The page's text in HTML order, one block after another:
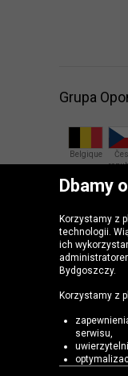
Grupa
Belgique
Slovenská
republika
Dbamy
Korzystamy z
technologii.
ich
Bydgoszczy.
Korzystamy z
serwisu,